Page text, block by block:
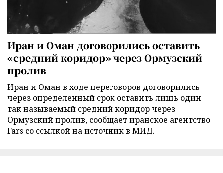
Иран и Оман договорились оставить
«средний коридор» через Ормузский
пролив
Иран и Оман в ходе переговоров договорились
через определенный срок оставить лишь один
так называемый средний коридор через
Ормузский пролив, сообщает иранское агентство
Fars со ссылкой на источник в МИД.